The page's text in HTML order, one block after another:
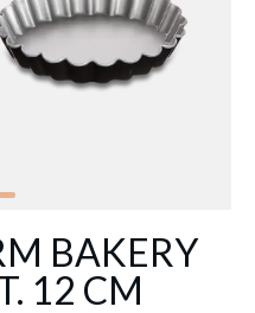
BAKERY
12 CM